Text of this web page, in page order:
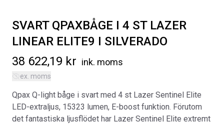
SVARTA RAM EMBLEM I
Artikelnr:
RA0109
808kr
Artikelnr:
RA0215
759kr
SVART QPAXBÅGE I 4 ST LAZER
LINEAR ELITE9 I SILVERADO
38 622,19 kr ink. moms
ex. moms
Qpax Q-light båge i svart med 4 st Lazer Sentinel Elite
LED-extraljus, 15323 lumen, E-boost funktion. Förutom
det fantastiska ljusflödet har Lazer Sentinel Elite extremt